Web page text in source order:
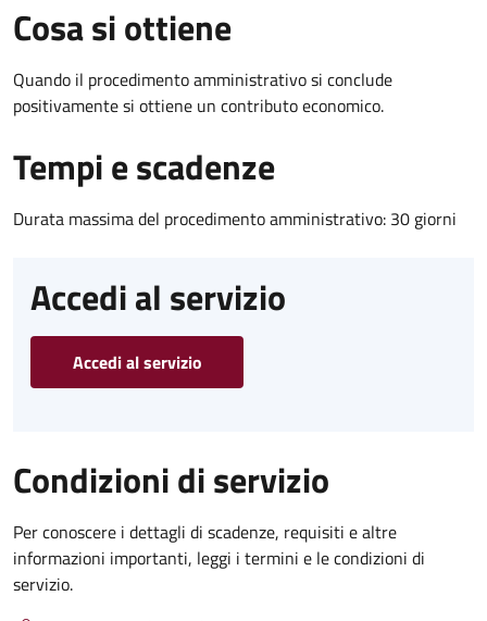
Cosa si ottiene
Quando il procedimento amministrativo si conclude
positivamente si ottiene un contributo economico.
Tempi e scadenze
Durata massima del procedimento amministrativo: 30 giorni
Accedi al servizio
Accedi al servizio
Condizioni di servizio
Per conoscere i dettagli di scadenze, requisiti e altre
informazioni importanti, leggi i termini e le condizioni di
servizio.